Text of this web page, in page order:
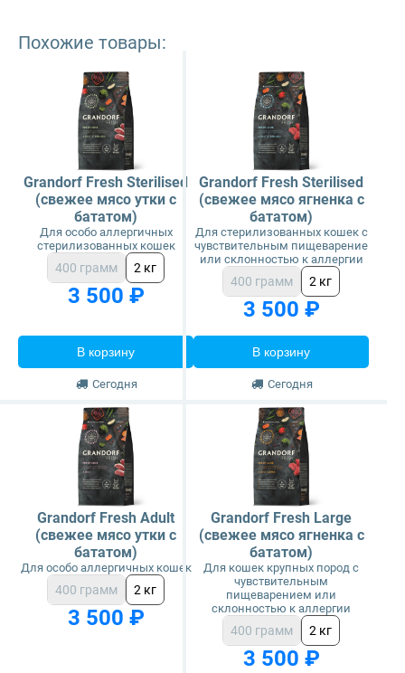
Похожие товары:
Grandorf Fresh Sterilised
(свежее мясо утки с
бататом)
Для особо аллергичных
стерилизованных кошек
400 грамм 2 кг
3 500 ₽
В корзину
Сегодня
Grandorf Fresh Sterilised
(свежее мясо ягненка с
бататом)
Для стерилизованных кошек с
чувствительным пищеварение
или склонностью к аллергии
400 грамм 2 кг
3 500 ₽
В корзину
Сегодня
Grandorf Fresh Adult
(свежее мясо утки с
бататом)
Для особо аллергичных кошек
400 грамм 2 кг
3 500 ₽
Grandorf Fresh Large
(свежее мясо ягненка с
бататом)
Для кошек крупных пород с
чувствительным
пищеварением или
склонностью к аллергии
400 грамм 2 кг
3 500 ₽